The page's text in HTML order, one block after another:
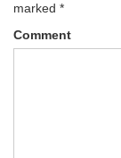
marked *
Comment